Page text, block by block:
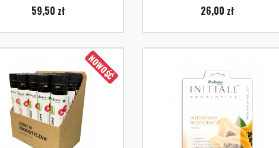
59,50 zł 26,00 zł
NOWOŚĆ